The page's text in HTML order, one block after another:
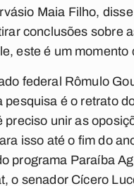
Maia Filho,
conclusões sobre
este é um momento
federal Rômulo
pesquisa é o retrato
preciso unir as
isso até o fim do
programa Paraíba
o senador Cícero